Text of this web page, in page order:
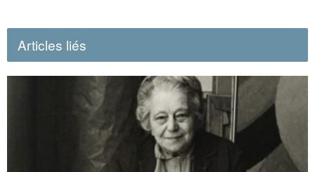
Articles liés